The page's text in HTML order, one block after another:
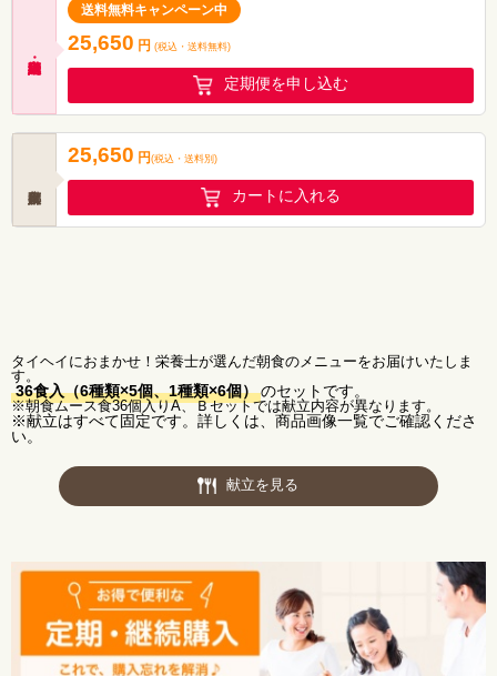
【アレルゲン(28品目中)】 小麦・卵・乳
【栄養価】
エネルギー：274kcal
たんぱく質：11.1g
塩分：1.1g
【献立名】赤魚の生姜煮
【栄養価】
エネルギー：246kcal
たんぱく質：12.6g
脂質：11.3g
炭水化物：23.8g
炭水化物：22.8g
塩分：1.3g
【アレルゲン(28品目中)】 小麦・卵・乳
【献立名】 筑前煮
【栄養価】
たんぱく質：11.2g
脂質：14.1g
炭水化物：26.7g
塩分：1.2g
【献立名】
【栄養価】
エネルギー：238kcal
たんぱく質：12.2g
脂質：10.1g
炭水化物：24.6g
塩分：1.3g
【アレルゲン(28品目中)】 小麦・卵・乳
送料無料キャンペーン中
25,650 円 (税込・ 送料無料)
定期便を申し込む
25,650 円(税込 ・ 送料別 )
カートに入れる
タイヘイにおまかせ！栄養士が選んだ朝食のメニューをお届けいたしま
す。
36食入（6種類×5個、1種類×6個） のセットです。
※朝食ムース食36個入りA、Ｂセットでは献立内容が異なります。
※献立はすべて固定です。詳しくは、商品画像一覧でご確認くださ
い。
献立を見る